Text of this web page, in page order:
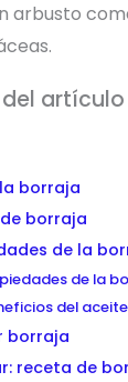
arbusto
artículo
borraja
borraja
de la
de la
del
borraja
receta de